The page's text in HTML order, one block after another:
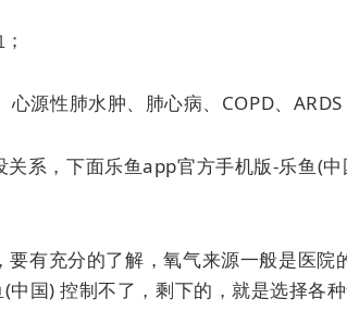
源性肺水肿、肺心病、COPD、ARDS
系，下面乐鱼app官方手机版-乐鱼(
有充分的了解，氧气来源一般是医院
国) 控制不了，剩下的，就是选择各种